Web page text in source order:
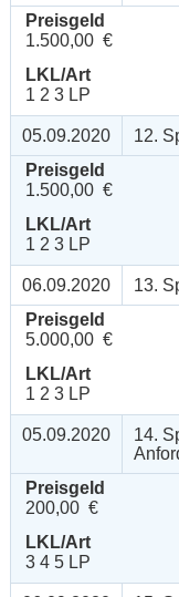
Preisgeld
1.500,00 €
LKL/Art
1 2 3 LP
05.09.2020 12.
Preisgeld
1.500,00 €
LKL/Art
1 2 3 LP
06.09.2020 13.
Preisgeld
5.000,00 €
LKL/Art
1 2 3 LP
05.09.2020
14.
Preisgeld
200,00 €
LKL/Art
3 4 5 LP